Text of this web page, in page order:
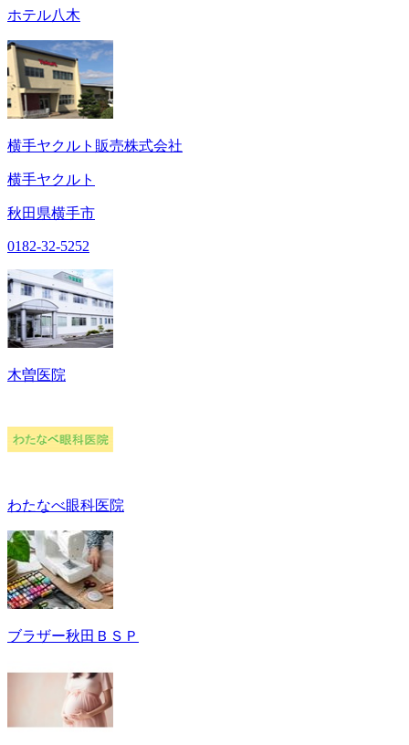
ホテル八木
横手ヤクルト販売株式会社
横手ヤクルト
秋田県横手市
0182-32-5252
木曽医院
わたなべ眼科医院
ブラザー秋田ＢＳＰ